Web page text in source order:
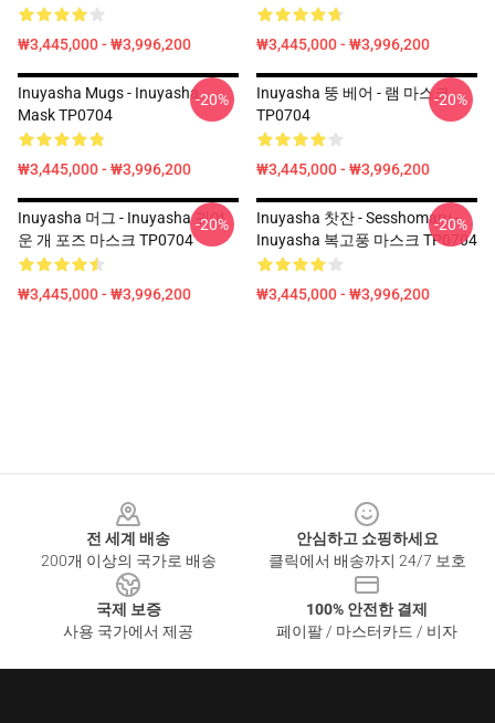
₩3,445,000 - ₩3,996,200 ₩3,445,000 - ₩3,996,200
Inuyasha Mugs - Inuyasha
Mask TP0704
₩3,445,000 - ₩3,996,200
-20%
Inuyasha 뚱 베어 - 램 마스크
TP0704
₩3,445,000 - ₩3,996,200
-20%
Inuyasha 머그 - Inuyasha 귀여
운 개 포즈 마스크 TP0704
₩3,445,000 - ₩3,996,200
-20%
Inuyasha 찻잔 - Sesshomaru -
Inuyasha 복고풍 마스크 TP0704
₩3,445,000 - ₩3,996,200
-20%
전 세계 배송
200개 이상의 국가로 배송
안심하고 쇼핑하세요
클릭에서 배송까지 24/7 보호
국제 보증
사용 국가에서 제공
100% 안전한 결제
페이팔 / 마스터카드 / 비자